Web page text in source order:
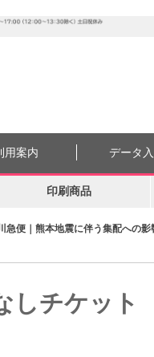
急便｜熊本地震に伴う集配への
用案内 データ
印刷商品
しチケット